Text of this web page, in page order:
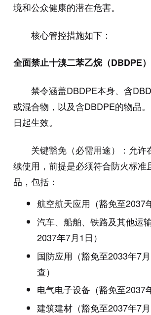
境和公众健康的潜在危害。
核心管控措施如下：
全面禁止十溴二苯乙烷（DBDPE）
禁令涵盖DBDPE本身、含
或混合物，以及含DBDPE的物品
日起生效。
关键豁免（必需用途）：允许
续使用，前提是必须符合防火标准
品，包括：
航空航天应用（豁免至2037
汽车、船舶、铁路及其他运
2037年7月1日）
国防应用（豁免至2033年7
查）
电气电子设备（豁免至2037
建筑建材（豁免至2037年7月